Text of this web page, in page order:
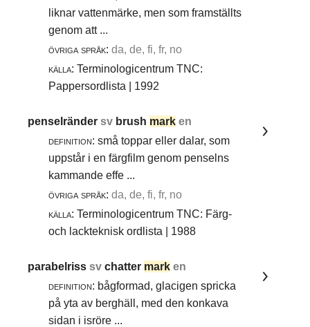
liknar vattenmärke, men som framställts
genom att ...
övriga språk: da, de, fi, fr, no
källa: Terminologicentrum TNC:
Pappersordlista | 1992
penselrändersv brush mark en
definition: små toppar eller dalar, som
uppstår i en färgfilm genom penselns
kammande effe ...
övriga språk: da, de, fi, fr, no
källa: Terminologicentrum TNC: Färg-
och lackteknisk ordlista | 1988
parabelrisssvchatter mark en
definition: bågformad, glacigen spricka
på yta av berghäll, med den konkava
sidan i isröre ...